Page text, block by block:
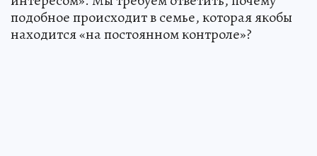
подобное происходит в семье, которая якобы
находится «на постоянном контроле»?